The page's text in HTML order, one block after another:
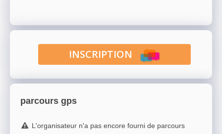
INSCRIPTION
parcours gps
L'organisateur n'a pas encore fourni de parcours